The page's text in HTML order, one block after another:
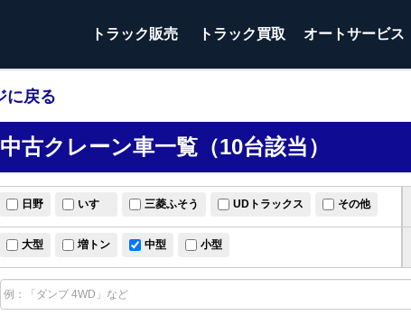
トラック販売 トラック買取 オートサービス
に戻る
古クレーン車一覧（10台該当）
大型 増トン 中型 小型
日野 いすゞ 三菱ふそう UDトラックス その他